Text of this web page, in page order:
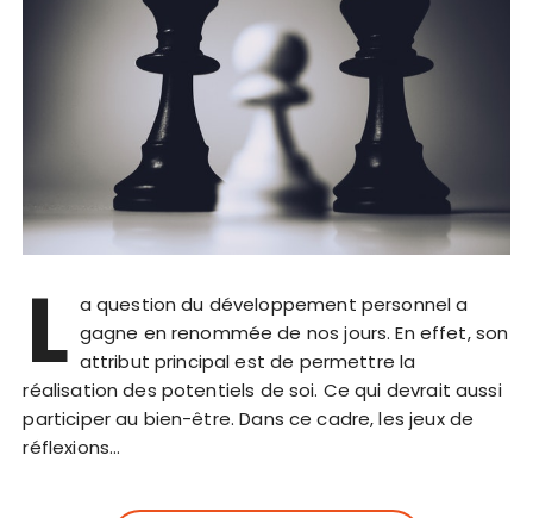
L a question du développement personnel a
gagne en renommée de nos jours. En effet, son
attribut principal est de permettre la
réalisation des potentiels de soi. Ce qui devrait aussi
participer au bien-être. Dans ce cadre, les jeux de
réflexions…